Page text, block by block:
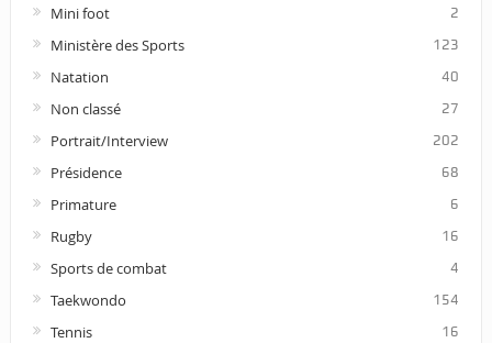
Mini foot 2
Ministère des Sports 123
Natation 40
Non classé 27
Portrait/Interview 202
Présidence 68
Primature 6
Rugby 16
Sports de combat 4
Taekwondo 154
Tennis 16